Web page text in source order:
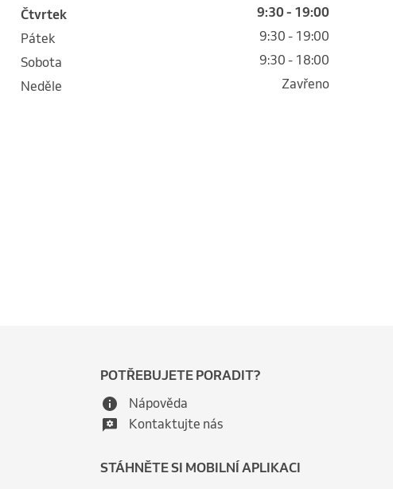
čtvrtek
9:30 - 19:00
pátek
9:30 - 19:00
sobota
9:30 - 18:00
neděle
Zavřeno
POTŘEBUJETE PORADIT?
Nápověda
Kontaktujte nás
STÁHNĚTE SI MOBILNÍ APLIKACI